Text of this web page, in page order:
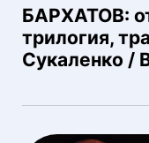
БАРХАТОВ:
трилогия,
Сукаленко /